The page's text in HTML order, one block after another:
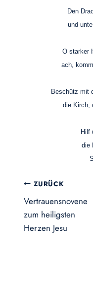
Den
und
O starker
ach,
Beschütz mit
die Kirch,
Hilf
die
ZURÜCK
Vertrauensnovene
zum heiligsten
Herzen Jesu